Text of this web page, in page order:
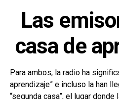
Las
casa de
Para ambos, la radio ha
aprendizaje” e incluso la han
“segunda casa”, el lugar